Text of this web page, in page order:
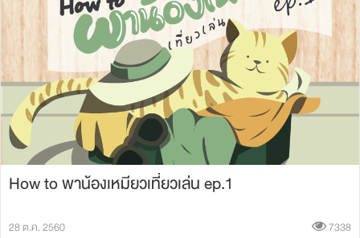
How to พาน้องเหมียวเที่ยวเล่น ep.1
7338
28 ต.ค. 2560